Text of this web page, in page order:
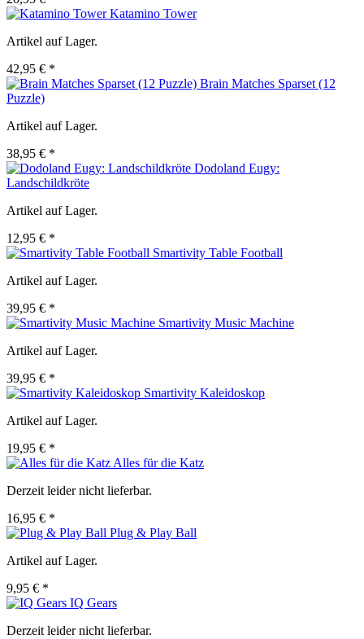
Katamino Tower
Artikel auf Lager.
42,95 € *
Brain Matches Sparset (12
Puzzle)
Artikel auf Lager.
38,95 € *
Dodoland Eugy:
Landschildkröte
Artikel auf Lager.
12,95 € *
Smartivity Table Football
Artikel auf Lager.
39,95 € *
Smartivity Music Machine
Artikel auf Lager.
39,95 € *
Smartivity Kaleidoskop
Artikel auf Lager.
19,95 € *
Alles für die Katz
Derzeit leider nicht lieferbar.
16,95 € *
Plug & Play Ball
Artikel auf Lager.
9,95 € *
IQ Gears
Derzeit leider nicht lieferbar.